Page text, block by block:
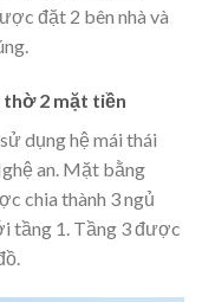
đặt 2 bên nhà và
thờ 2 mặt tiền
dụng hệ mái thái
an. Mặt bằng
chia thành 3 ngủ
tầng 1. Tầng 3 được